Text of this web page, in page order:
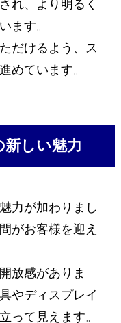
れ、より明るく
ます。
だけるよう、ス
めています。
新しい魅力
力が加わりまし
がお客様を迎え
放感がありま
やディスプレイ
って見えます。